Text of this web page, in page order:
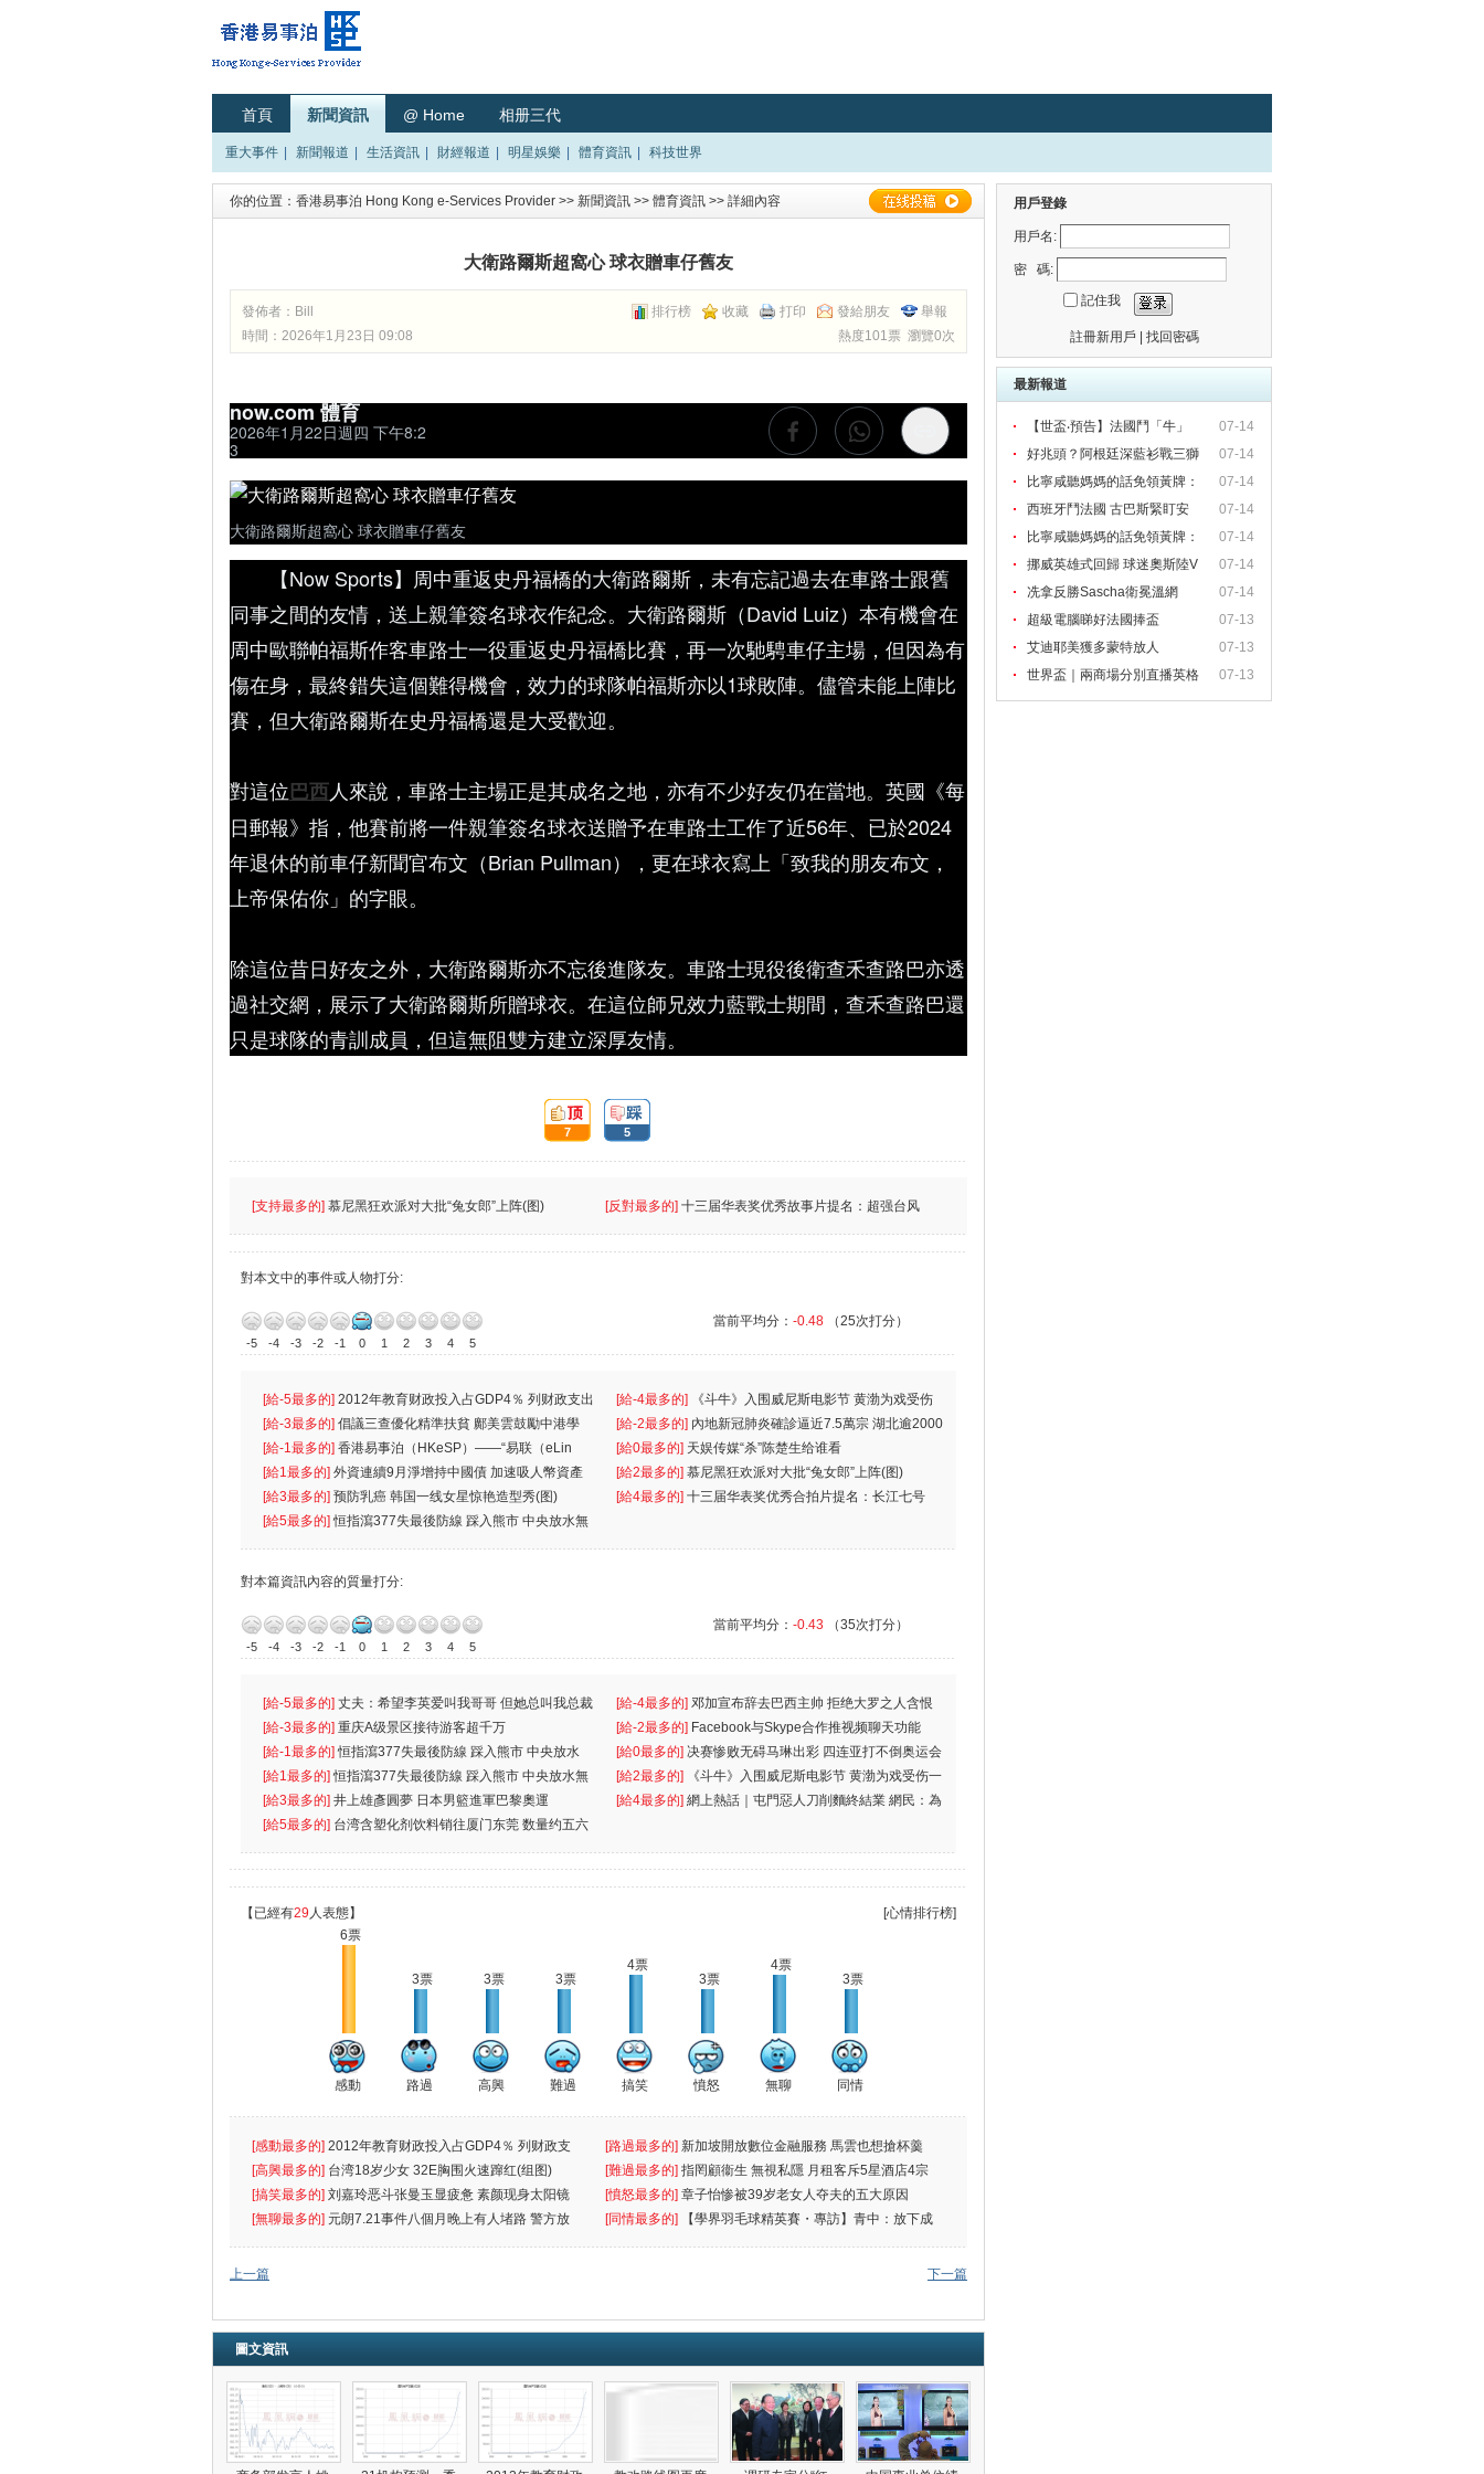
首頁 新聞資訊 @ Home 相册三代
重大事件 新聞報道 生活資訊 財經報道 明星娛樂 體育資訊 科技世界
你的位置： 香港易事泊 Hong Kong e-Services Provider >> 新聞資訊 >> 體育資訊 >> 詳細內容
大衛路爾斯超窩心 球衣贈車仔舊友
排行榜 收藏 打印 發給朋友 舉報
發佈者： Bill
熱度101票 瀏覽0次
時間：2026年1月23日 09:08
now.com 體育
2026年1月22日週四 下午8:2
3
大衛路爾斯超窩心 球衣贈車仔舊友
【Now Sports】周中重返史丹福橋的大衛路爾斯，未有忘記過去在車路士跟舊
同事之間的友情，送上親筆簽名球衣作紀念。大衛路爾斯（David Luiz）本有機會在
周中歐聯帕福斯作客車路士一役重返史丹福橋比賽，再一次馳騁車仔主場，但因為有
傷在身，最終錯失這個難得機會，效力的球隊帕福斯亦以1球敗陣。儘管未能上陣比
賽，但大衛路爾斯在史丹福橋還是大受歡迎。
對這位巴西人來說，車路士主場正是其成名之地，亦有不少好友仍在當地。英國《每
日郵報》指，他賽前將一件親筆簽名球衣送贈予在車路士工作了近56年、已於2024
年退休的前車仔新聞官布文（Brian Pullman），更在球衣寫上「致我的朋友布文，
上帝保佑你」的字眼。
除這位昔日好友之外，大衛路爾斯亦不忘後進隊友。車路士現役後衛查禾查路巴亦透
過社交網，展示了大衛路爾斯所贈球衣。在這位師兄效力藍戰士期間，查禾查路巴還
只是球隊的青訓成員，但這無阻雙方建立深厚友情。
頂:
7
踩:
5
[支持最多的] 慕尼黑狂欢派对大批“兔女郎”上阵(图) [反對最多的] 十三届华表奖优秀故事片提名：超强台风
對本文中的事件或人物打分:
-5 -4 -3 -2 -1 0 1 2 3 4 5
當前平均分： -0.48 （25次打分）
[給-5最多的] 2012年教育财政投入占GDP4％ 列财政支出
首位
[給-4最多的]
《斗牛》入围威尼斯电影节 黄渤为戏受伤
一
[給-3最多的] 倡議三查優化精準扶貧 鄺美雲鼓勵中港學
生
[給-2最多的] 內地新冠肺炎確診逼近7.5萬宗 湖北逾2000
人
[給-1最多的] 香港易事泊（HKeSP）——“易联（eLin
k）”项目
[給0最多的] 天娱传媒“杀”陈楚生给谁看
[給1最多的] 外資連續9月淨增持中國債 加速吸人幣資產 [給2最多的] 慕尼黑狂欢派对大批“兔女郎”上阵(图)
[給3最多的] 预防乳癌 韩国一线女星惊艳造型秀(图) [給4最多的] 十三届华表奖优秀合拍片提名：长江七号
[給5最多的]恒指瀉377失最後防線 踩入熊市 中央放水無
對本篇資訊內容的質量打分:
-5 -4 -3 -2 -1 0 1 2 3 4 5
當前平均分： -0.43 （35次打分）
[給-5最多的] 丈夫：希望李英爱叫我哥哥 但她总叫我总裁
先
[給-4最多的] 邓加宣布辞去巴西主帅 拒绝大罗之人含恨
离
[給-3最多的] 重庆A级景区接待游客超千万 [給-2最多的] Facebook与Skype合作推视频聊天功能
[給-1最多的]恒指瀉377失最後防線 踩入熊市 中央放水
無
[給0最多的] 决赛惨败无碍马琳出彩 四连亚打不倒奥运会
[給1最多的]恒指瀉377失最後防線 踩入熊市 中央放水無 [給2最多的]
《斗牛》入围威尼斯电影节 黄渤为戏受伤一
[給3最多的] 井上雄彥圓夢 日本男籃進軍巴黎奧運 [給4最多的] 網上熱話｜屯門惡人刀削麵終結業 網民：為
[給5最多的] 台湾含塑化剂饮料销往厦门东莞 数量约五六
[心情排行榜]
【已經有29 人表態】
6票
感動
3票
路過
3票
高興
3票
難過
4票
搞笑
3票
憤怒
4票
無聊
3票
同情
[感動最多的] 2012年教育财政投入占GDP4％ 列财政支
出首位
[路過最多的] 新加坡開放數位金融服務 馬雲也想搶杯羹
[高興最多的] 台湾18岁少女 32E胸围火速蹿红(组图) [難過最多的] 指罔顧衞生 無視私隱 月租客斥5星酒店4宗
罪
[搞笑最多的] 刘嘉玲恶斗张曼玉显疲惫 素颜现身太阳镜
遮
[憤怒最多的] 章子怡惨被39岁老女人夺夫的五大原因
[無聊最多的] 元朗7.21事件八個月晚上有人堵路 警方放
催
[同情最多的]
【學界羽毛球精英賽・專訪】青中：放下成
敗
上一篇
下一篇
圖文資訊
用戶登錄
用戶名:
密 碼:
記住我
註冊新用戶 找回密碼
最新報道
07-14
【世盃‧預告】法國鬥「牛」
07-14
好兆頭？阿根廷深藍衫戰三獅
07-14
比寧咸聽媽媽的話免領黃牌：
她
07-14
西班牙鬥法國 古巴斯緊盯安
07-14
比寧咸聽媽媽的話免領黃牌：
她
07-14
挪威英雄式回歸 球迷奧斯陸V
07-14
冼拿反勝Sascha衛冕溫網
07-13
超級電腦睇好法國捧盃
07-13
艾迪耶美獲多蒙特放人
07-13
世界盃｜兩商場分別直播英格
蘭